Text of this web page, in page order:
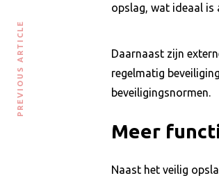
opslag, wat ideaal is
Daarnaast zijn
regelmatig
beveiligingsnormen.
Meer
Naast het veilig
PREVIOUS ARTICLE